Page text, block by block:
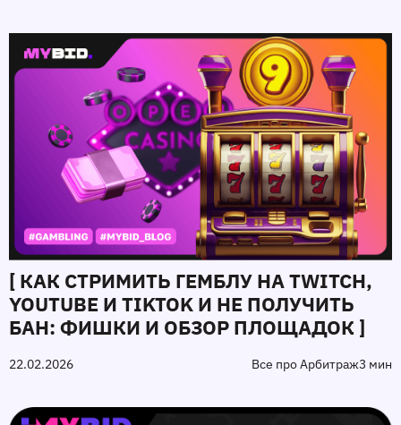
[ КАК СТРИМИТЬ ГЕМБЛУ НА TWITCH,
YOUTUBE И TIKTOK И НЕ ПОЛУЧИТЬ
БАН: ФИШКИ И ОБЗОР ПЛОЩАДОК ]
22.02.2026 Все про Арбитраж3 мин